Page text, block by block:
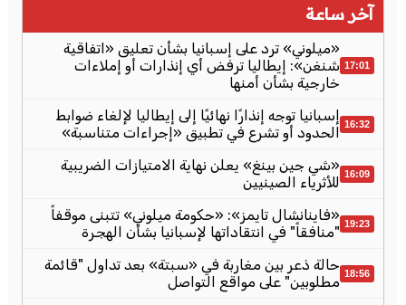
آخر ساعة
17:01
«ميلوني» ترد على إسبانيا بشأن تعليق «اتفاقية
شنغن»: إيطاليا ترفض أي إنذارات أو إملاءات
خارجية بشأن أمنها
16:32 إسبانيا توجه إنذارًا نهائيًا إلى إيطاليا لإلغاء ضوابط
الحدود أو تشرع في تطبيق «إجراءات متناسبة»
16:09 «شي جين بينغ» يعلن نهاية الامتيازات الضريبية
للأثرياء الصينيين
19:23 «فاينانشال تايمز»: «حكومة ميلوني» تتبنى موقفاً
"منافقاً" في انتقاداتها لإسبانيا بشأن الهجرة
18:56 حالة ذعر بين مغاربة في «سبتة» بعد تداول "قائمة
مطلوبين" على مواقع التواصل